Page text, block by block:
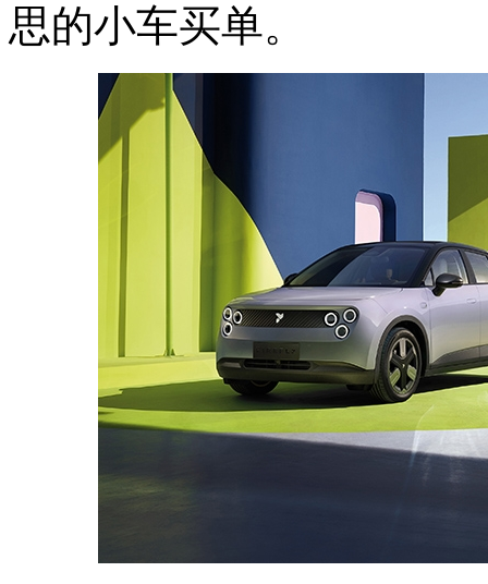
思的小车买单。